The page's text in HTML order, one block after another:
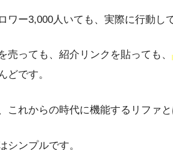
ワー3,000人いても、実際に行動し
売っても、紹介リンクを貼っても、
どです。
これからの時代に機能するリファと
シンプルです。